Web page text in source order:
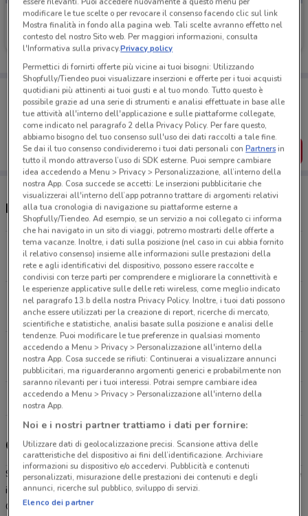
Caddy's
Scade il 18/08 4.9 km
Caddy's
Scade il 18/08
Porta DoveConviene sempre con te!
Puoi trovare le migliori offerte dei negozi vicino a te,
salvarle e creare la tua lista del risparmio, comodamente
dal tuo cellulare.
SCARICA L’APP
Negozi Caddy's a Fano
Via Palmiro Togliatti, 15 Fano
4.9 km
CHIUSO
Via Einaudi, 1 Fano
4.9 km
CHIUSO
Via Nevola, 6/c Corinaldo
23.3 km
CHIUSO
Tutti i negozi Caddy's
Caddy's, offerte e negozi
Se stai cercando un’idea per un regalo o dove conviene comprare
il tuo nuovo profumo Caddy’s è la risposta alla tua domanda.
Catena di negozi specializzata nella vendita di prodotti per l’igiene
modificare le tue scelte o per revocare il consenso facendo clic sul link
Mostra finalità in fondo alla pagina web. Tali scelte avranno effetto nel
contesto del nostro Sito web. Per maggiori informazioni, consulta
l'Informativa sulla privacy.Privacy policy
Permettici di fornirti offerte più vicine ai tuoi bisogni: Utilizzando
Shopfully/Tiendeo puoi visualizzare inserzioni e offerte per i tuoi acquisti
quotidiani più attinenti ai tuoi gusti e al tuo mondo. Tutto questo è
possibile grazie ad una serie di strumenti e analisi effettuate in base alle
tue attività all'interno dell'applicazione e sulle piattaforme collegate,
come indicato nel paragrafo 2 della Privacy Policy. Per fare questo,
abbiamo bisogno del tuo consenso sull'uso dei dati raccolti a tale fine.
Se dai il tuo consenso condivideremo i tuoi dati personali conPartnersin
tutto il mondo attraverso l’uso di SDK esterne. Puoi sempre cambiare
idea accedendo a Menu > Privacy > Personalizzazione, all’interno della
nostra App. Cosa succede se accetti: Le inserzioni pubblicitarie che
visualizzerai all'interno dell’app potranno trattare di argomenti relativi
alla tua cronologia di navigazione su piattaforme esterne a
Shopfully/Tiendeo. Ad esempio, se un servizio a noi collegato ci informa
che hai navigato in un sito di viaggi, potremo mostrarti delle offerte a
tema vacanze. Inoltre, i dati sulla posizione (nel caso in cui abbia fornito
il relativo consenso) insieme alle informazioni sulle prestazioni della
rete e agli identificativi del dispositivo, possono essere raccolte e
condivisi con terze parti per comprendere e migliorare la connettività e
le esperienze applicative sulle delle reti wireless, come meglio indicato
nel paragrafo 13.b della nostra Privacy Policy. Inoltre, i tuoi dati possono
anche essere utilizzati per la creazione di report, ricerche di mercato,
scientifiche e statistiche, analisi basate sulla posizione e analisi delle
tendenze. Puoi modificare le tue preferenze in qualsiasi momento
accedendo a Menu > Privacy > Personalizzazione all'interno della
nostra App. Cosa succede se rifiuti: Continuerai a visualizzare annunci
pubblicitari, ma riguarderanno argomenti generici e probabilmente non
saranno rilevanti per i tuoi interessi. Potrai sempre cambiare idea
accedendo a Menu > Privacy > Personalizzazione all'interno della
nostra App.
Noi e i nostri partner trattiamo i dati per fornire:
Utilizzare dati di geolocalizzazione precisi. Scansione attiva delle
caratteristiche del dispositivo ai fini dell’identificazione. Archiviare
informazioni su dispositivo e/o accedervi. Pubblicità e contenuti
personalizzati, misurazione delle prestazioni dei contenuti e degli
annunci, ricerche sul pubblico, sviluppo di servizi.
Elenco dei partner